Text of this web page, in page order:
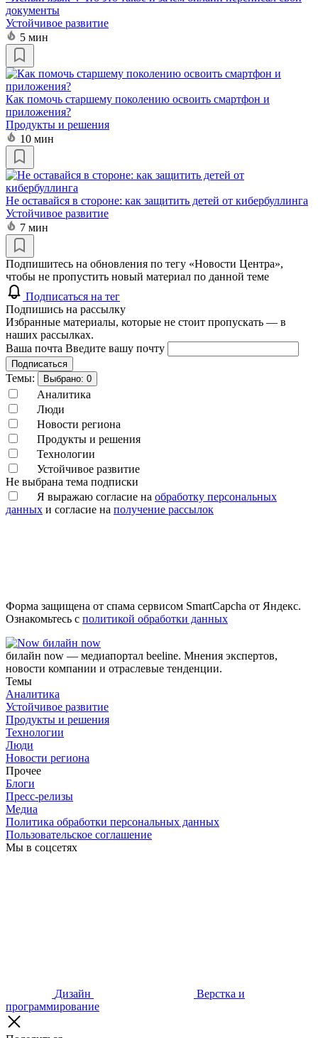
документы
Устойчивое развитие
5 мин
Как помочь старшему поколению освоить смартфон и
приложения?
Продукты и решения
10 мин
Не оставайся в стороне: как защитить детей от кибербуллинга
Устойчивое развитие
7 мин
Подпишитесь на обновления по тегу «Новости Центра»,
чтобы не пропустить новый материал по данной теме
Подписаться на тег
Подпишись на рассылку
Избранные материалы, которые не стоит пропускать — в
наших рассылках.
Ваша почта Введите вашу почту
Подписаться
Темы: Выбрано: 0
Аналитика
Люди
Новости региона
Продукты и решения
Технологии
Устойчивое развитие
Не выбрана тема подписки
Я выражаю согласие на обработку персональных
данных и согласие на получение рассылок
Форма защищена от спама сервисом SmartCapcha от Яндекс.
Ознакомьтесь с политикой обработки данных
билайн now
билайн now — медиапортал beeline. Мнения экспертов,
новости компании и отраслевые тенденции.
Темы
Аналитика
Устойчивое развитие
Продукты и решения
Технологии
Люди
Новости региона
Прочее
Блоги
Пресс-релизы
Медиа
Политика обработки персональных данных
Пользовательское соглашение
Мы в соцсетях
Дизайн
Верстка и
программирование